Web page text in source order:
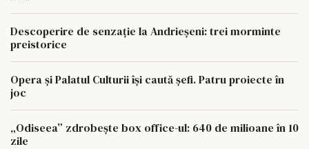
Descoperire de senzație la Andrieșeni: trei morminte
preistorice
Opera și Palatul Culturii își caută șefi. Patru proiecte în
joc
„Odiseea” zdrobește box office-ul: 640 de milioane în 10
zile